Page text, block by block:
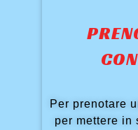
Per prenotare
per mettere in